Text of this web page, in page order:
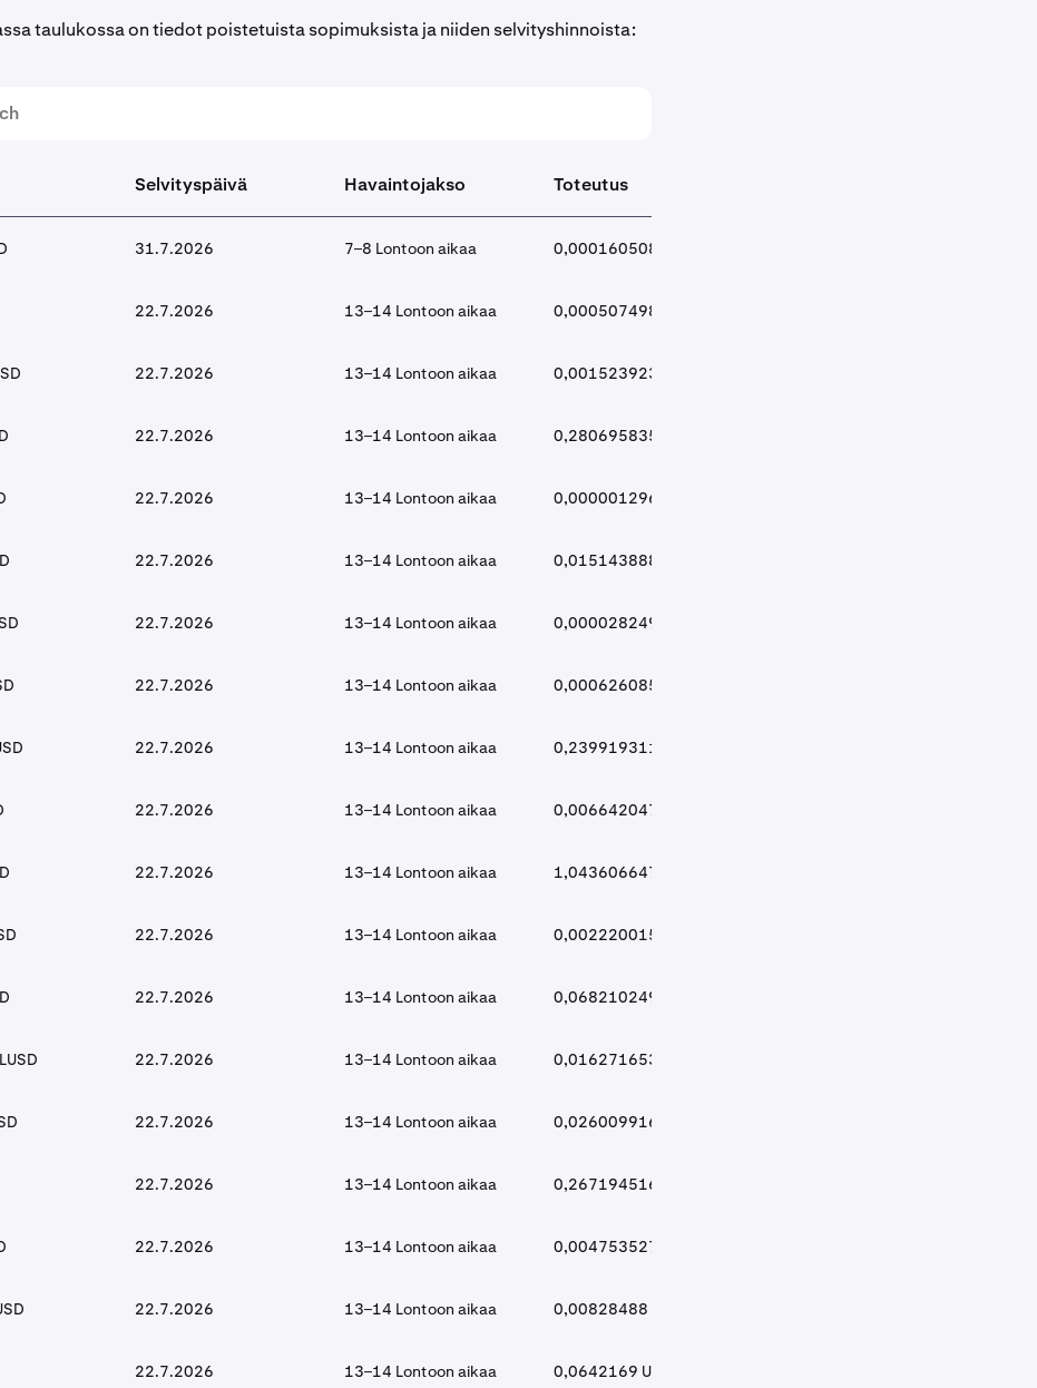
taulukossa on tiedot poistetuista sopimuksista ja niiden selvityshinnoista:
Selvityspäivä Havaintojakso Toteutus
31.7.2026 7–8 Lontoon aikaa 0,0001605087 USD
22.7.2026 13–14 Lontoon aikaa 0,0005074989 USD
22.7.2026 13–14 Lontoon aikaa 0,0015239233 USD
22.7.2026 13–14 Lontoon aikaa 0,2806958355 USD
22.7.2026 13–14 Lontoon aikaa 0,0000012969 USD
22.7.2026 13–14 Lontoon aikaa 0,0151438883 USD
22.7.2026 13–14 Lontoon aikaa 0,0000282491 USD
22.7.2026 13–14 Lontoon aikaa 0,0006260855 USD
22.7.2026 13–14 Lontoon aikaa 0,2399193111 USD
22.7.2026 13–14 Lontoon aikaa 0,0066420471 USD
22.7.2026 13–14 Lontoon aikaa 1,043606647 USD
22.7.2026 13–14 Lontoon aikaa 0,0022200158 USD
22.7.2026 13–14 Lontoon aikaa 0,0682102491 USD
22.7.2026 13–14 Lontoon aikaa 0,0162716533 USD
22.7.2026 13–14 Lontoon aikaa 0,0260099166 USD
22.7.2026 13–14 Lontoon aikaa 0,2671945166 USD
22.7.2026 13–14 Lontoon aikaa 0,0047535277 USD
22.7.2026 13–14 Lontoon aikaa 0,00828488 USD
22.7.2026 13–14 Lontoon aikaa 0,0642169 USD